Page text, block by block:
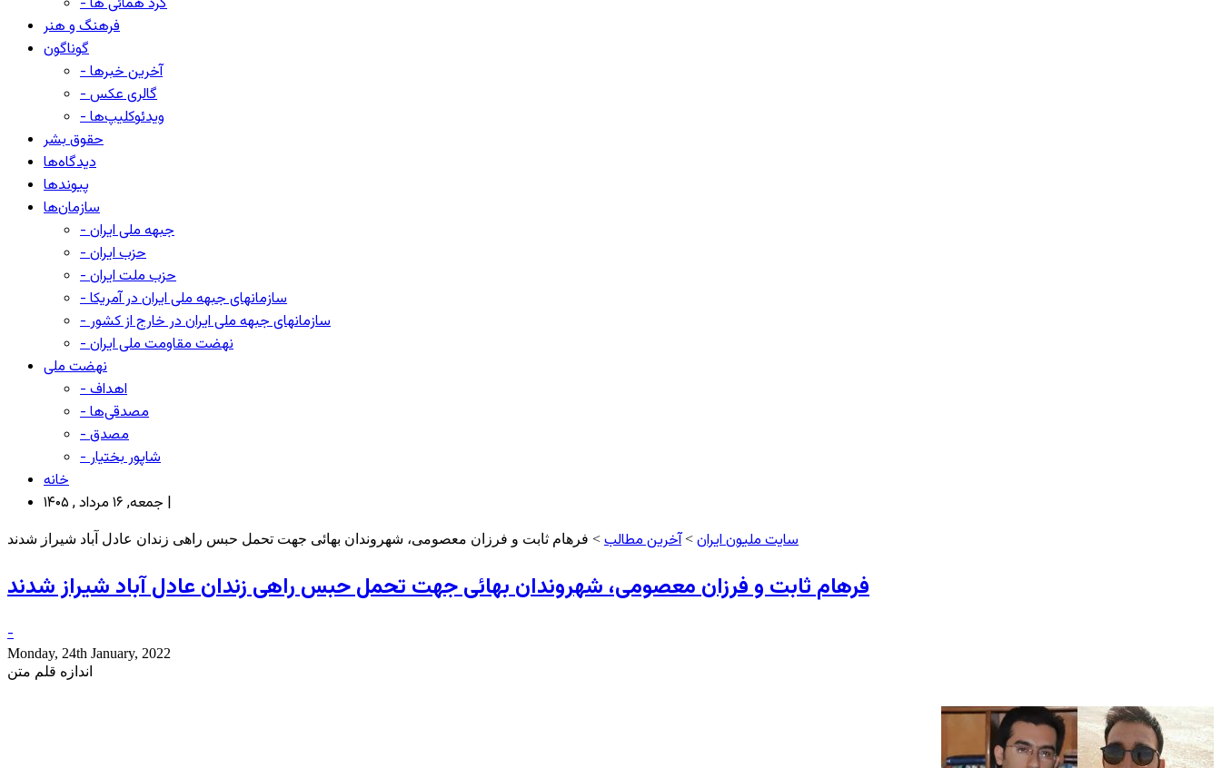
فرهنگ و هنر
گوناگون
- آخرین خبرها
- گالری عکس
- ویدئوکلیپ‌ها
حقوق بشر
دیدگاه‌ها
پیوندها
سازمان‌ها
- جبهه ملی ایران
- حزب ایران
- حزب ملت ایران
- سازمانهای جبهه ملی ایران در آمریکا
- سازمانهای جبهه ملی ایران در خارج از کشور
- نهضت مقاومت ملی ایران
نهضت ملی
- اهداف
- مصدقی‌ها
- مصدق
- شاپور بختیار
خانه
جمعه, ۱۶ مرداد , ۱۴۰۵ |
سایت ملیون ایران >آخرین مطالب > فرهام ثابت و فرزان معصومی، شهروندان بهائی جهت تحمل حبس راهی زندان عادل آباد شیراز شدند
فرهام ثابت و فرزان معصومی، شهروندان بهائی جهت تحمل حبس راهی زندان عادل آباد شیراز شدند
-
Monday, 24th January, 2022
اندازه قلم متن